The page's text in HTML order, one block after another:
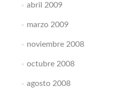
abril 2009
marzo 2009
noviembre 2008
octubre 2008
agosto 2008